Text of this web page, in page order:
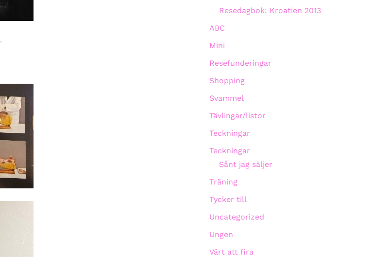
.
Resedagbok: Kroatien 2013
ABC
Mini
Resefunderingar
Shopping
Svammel
Tävlingar/listor
Teckningar
Teckningar
Sånt jag säljer
Träning
Tycker till
Uncategorized
Ungen
Värt att fira